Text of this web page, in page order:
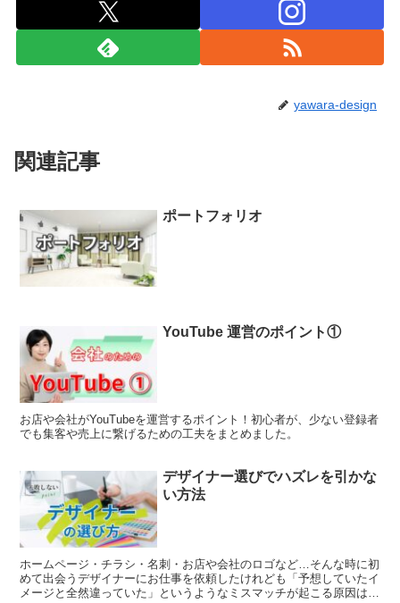
yawara-design
関連記事
ポートフォリオ
YouTube 運営のポイント①
お店や会社がYouTubeを運営するポイント！初心者が、少ない登録者
でも集客や売上に繋げるための工夫をまとめました。
デザイナー選びでハズレを引かな
い方法
ホームページ・チラシ・名刺・お店や会社のロゴなど…そんな時に初
めて出会うデザイナーにお仕事を依頼したけれども「予想していたイ
メージと全然違っていた」というようなミスマッチが起こる原因は単